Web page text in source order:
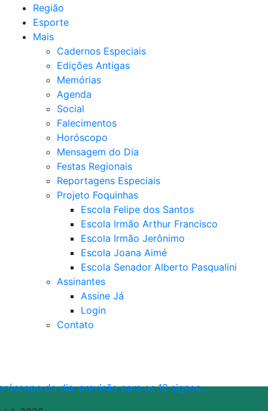
Região
Esporte
Mais
Cadernos Especiais
Edições Antigas
Memórias
Agenda
Social
Falecimentos
Horóscopo
Mensagem do Dia
Festas Regionais
Reportagens Especiais
Projeto Foquinhas
Escola Felipe dos Santos
Escola Irmão Arthur Francisco
Escola Irmão Jerônimo
Escola Joana Aimé
Escola Senador Alberto Pasqualini
Assinantes
Assine Já
Login
Contato
do dia: previsão para os 12 signos…